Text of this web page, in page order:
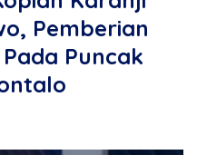
Pemberian
Puncak